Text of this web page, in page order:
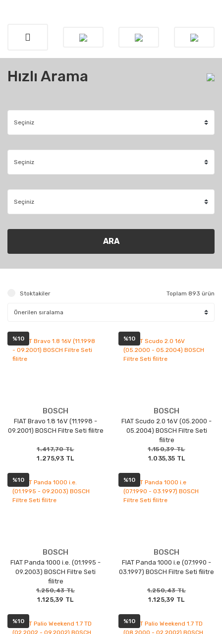
Hızlı Arama
ARA
Stoktakiler Toplam 893 ürün
%10
BOSCH
FIAT Bravo 1.8 16V (11.1998 -
09.2001) BOSCH Filtre Seti filitre
1.417,70 TL
1.275,93 TL
%10
BOSCH
FIAT Scudo 2.0 16V (05.2000 -
05.2004) BOSCH Filtre Seti
filitre
1.150,39 TL
1.035,35 TL
%10
BOSCH
FIAT Panda 1000 i.e. (01.1995 -
09.2003) BOSCH Filtre Seti
filitre
1.250,43 TL
1.125,39 TL
%10
BOSCH
FIAT Panda 1000 i.e (07.1990 -
03.1997) BOSCH Filtre Seti filitre
1.250,43 TL
1.125,39 TL
%10 %10